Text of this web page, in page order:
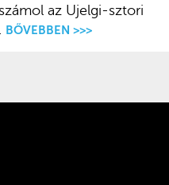
az Ujelgi-sztori
BŐVEBBEN >>>